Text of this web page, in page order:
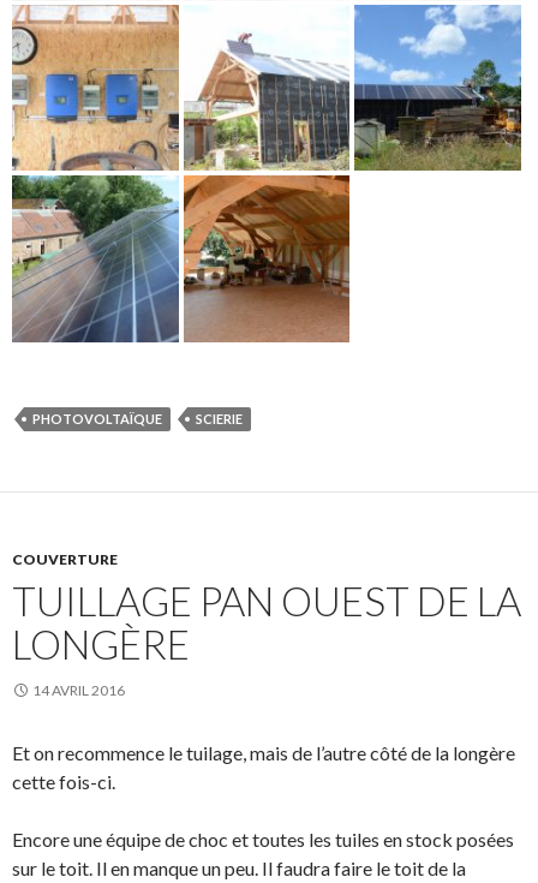
PHOTOVOLTAÏQUE SCIERIE
COUVERTURE
TUILLAGE PAN OUEST DE LA
LONGÈRE
14 AVRIL 2016
Et on recommence le tuilage, mais de l’autre côté de la longère
cette fois-ci.
Encore une équipe de choc et toutes les tuiles en stock posées
sur le toit. Il en manque un peu. Il faudra faire le toit de la